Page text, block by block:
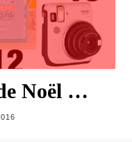
Noël …